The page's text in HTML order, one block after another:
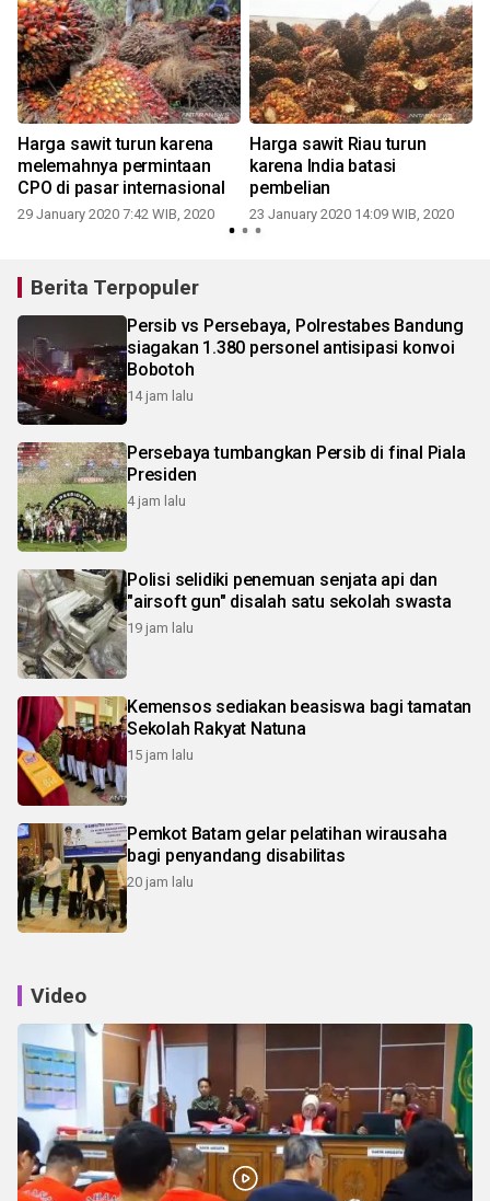
Harga sawit turun karena
melemahnya permintaan
CPO di pasar internasional
29 January 2020 7:42 WIB, 2020
Harga sawit Riau turun
karena India batasi
pembelian
23 January 2020 14:09 WIB, 2020
Berita Terpopuler
Persib vs Persebaya, Polrestabes Bandung
siagakan 1.380 personel antisipasi konvoi
Bobotoh
14 jam lalu
Persebaya tumbangkan Persib di final Piala
Presiden
4 jam lalu
Polisi selidiki penemuan senjata api dan
"airsoft gun" disalah satu sekolah swasta
19 jam lalu
Kemensos sediakan beasiswa bagi tamatan
Sekolah Rakyat Natuna
15 jam lalu
Pemkot Batam gelar pelatihan wirausaha
bagi penyandang disabilitas
20 jam lalu
Video